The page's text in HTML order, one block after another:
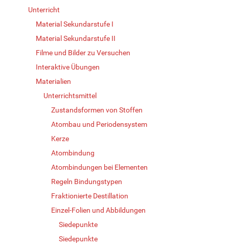
Unterricht
Material Sekundarstufe I
Material Sekundarstufe II
Filme und Bilder zu Versuchen
Interaktive Übungen
Materialien
Unterrichtsmittel
Zustandsformen von Stoffen
Atombau und Periodensystem
Kerze
Atombindung
Atombindungen bei Elementen
Regeln Bindungstypen
Fraktionierte Destillation
Einzel-Folien und Abbildungen
Siedepunkte
Siedepunkte